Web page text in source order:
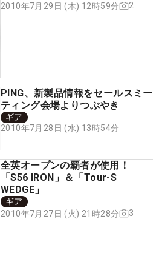
2010年7月29日 (木) 12時59分
2
PING、新製品情報をセールスミー
ティング会場よりつぶやき
ギア
2010年7月28日 (水) 13時54分
全英オープンの覇者が使用！
「S56 IRON」＆「Tour-S
WEDGE」
ギア
2010年7月27日 (火) 21時28分
3